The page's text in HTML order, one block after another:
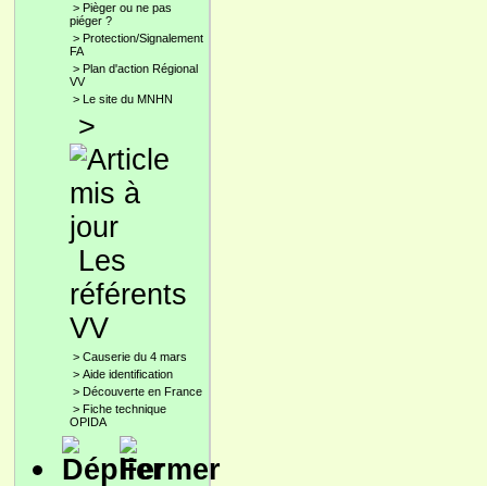
> Pièger ou ne pas
piéger ?
> Protection/Signalement
FA
> Plan d'action Régional
VV
> Le site du MNHN
>
Les
référents
VV
> Causerie du 4 mars
> Aide identification
> Découverte en France
> Fiche technique
OPIDA